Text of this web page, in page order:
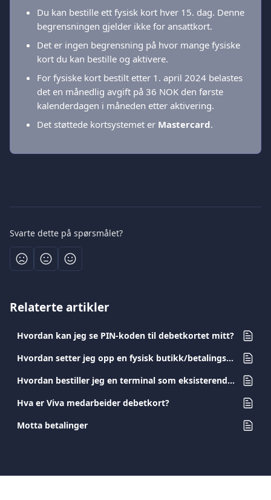
Du kan bestille ett fysisk kort hver 15. dag. Denne
begrensningen gjelder ikke for ansattkort.
Det er ingen begrensning på hvor mange fysiske
kort du kan bestille og aktivere.
For fysiske kort bestilt etter 1. april 2024 belastes
det en månedlig avgift på 36 NOK den første
kalenderdagen i måneden etter aktivering.
Det støttede kortsystemet er Mastercard.
Svarte dette på spørsmålet?
Relaterte artikler
Hvordan kan jeg se PIN-koden til debetkortet mitt?
Hvordan setter jeg opp en fysisk butikk/betalingskilde?
Hvordan bestiller jeg en terminal som eksisterende kunde?
Hva er Viva medarbeider debetkort?
Motta betalinger